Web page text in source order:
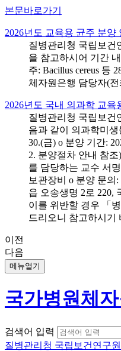
본문바로가기
2026년도 교육용 균주 분양
질병관리청 국립보건
을 참고하시어 기간
주: Bacillus cereus 등
체자원은행 담당자(전
2026년도 국내 의과학 교육
질병관리청 국립보건
음과 같이 의과학미
30.(금) o 분양 기간:
2. 분양절차 안내 참
를 담당하는 교수 서
보관장비 o 분양 문의
읍 오송생명 2로 220,
이를 위반할 경우 「
드리오니 참고하시기
이전
다음
메뉴열기
국가병원체
검색어 입력
질병관리청 국립보건연구원